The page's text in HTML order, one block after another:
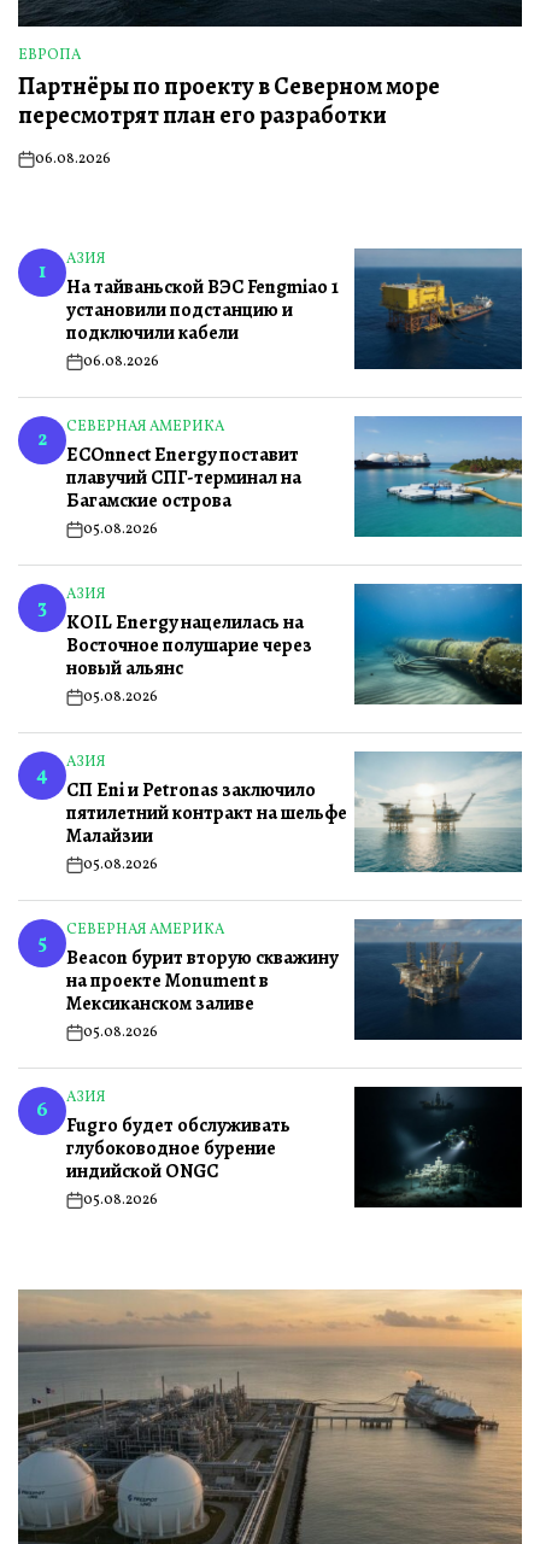
ОПУБЛИКОВАНО
В
ЕВРОПА
Партнёры по проекту в Северном море
пересмотрят план его разработки
on06.08.2026
1
ОПУБЛИКОВАНО
В
АЗИЯ
На тайваньской ВЭС Fengmiao 1
установили подстанцию и
подключили кабели
on06.08.2026
2
ОПУБЛИКОВАНО
В
СЕВЕРНАЯ АМЕРИКА
ECOnnect Energy поставит
плавучий СПГ-терминал на
Багамские острова
on05.08.2026
3
ОПУБЛИКОВАНО
В
АЗИЯ
KOIL Energy нацелилась на
Восточное полушарие через
новый альянс
on05.08.2026
4
ОПУБЛИКОВАНО
В
АЗИЯ
СП Eni и Petronas заключило
пятилетний контракт на шельфе
Малайзии
on05.08.2026
5
ОПУБЛИКОВАНО
В
СЕВЕРНАЯ АМЕРИКА
Beacon бурит вторую скважину
на проекте Monument в
Мексиканском заливе
on05.08.2026
6
ОПУБЛИКОВАНО
В
АЗИЯ
Fugro будет обслуживать
глубоководное бурение
индийской ONGC
on05.08.2026